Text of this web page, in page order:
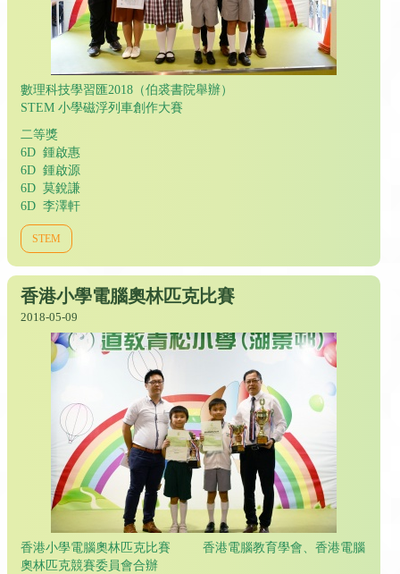
數理科技學習匯2018（伯裘書院舉辦）
STEM 小學磁浮列車創作大賽
二等獎
6D 鍾啟惠
6D 鍾啟源
6D 莫銳謙
6D 李澤軒
STEM
香港小學電腦奧林匹克比賽
2018-05-09
香港小學電腦奧林匹克比賽 香港電腦教育學會、香港電腦
奧林匹克競賽委員會合辦